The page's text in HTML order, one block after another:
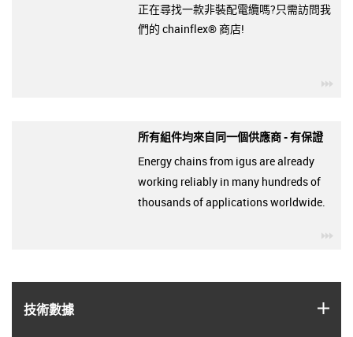
技術數據
正在尋找一款非裝配電纜嗎?只需訪問我
們的 chainflex® 商店!
所有組件均來自同一個供應商 - 有保證
Energy chains from igus are already
working reliably in many hundreds of
thousands of applications worldwide.